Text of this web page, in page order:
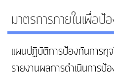
มาตรการภายในเพื่อป้
แผนปฏิบัติการป้องกันการทุ
รายงานผลการดำเนินการป้